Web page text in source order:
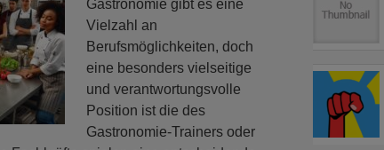
Gastronomie gibt es eine
Vielzahl an
Berufsmöglichkeiten, doch
eine besonders vielseitige
und verantwortungsvolle
Position ist die des
Gastronomie-Trainers oder